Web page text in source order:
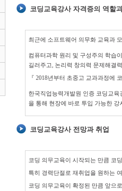
코딩교육강사 자격증의 역할
최근에 소프트웨어 의무화 교육과
컴퓨터과학 원리 및 구성주의 학습
길러주고, 논리력 창의력 문제해결
『 2018년부터 초중고 교과과정에
한국직업능력개발원 인증 코딩교
을 통해 현장에 바로 투입 가능한 강
코딩교육강사 전망과 취업
코딩 의무교육이 시작되는 만큼 코
특히 경력단절로 재취업을 원하는
코딩 의무교육이 확정된 만큼 앞으